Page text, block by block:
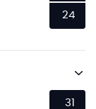
24
31